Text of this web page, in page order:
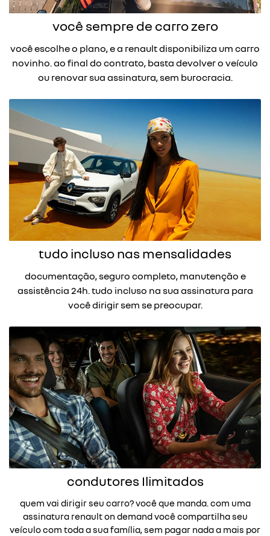
você sempre de carro zero
você escolhe o plano, e a renault disponibiliza um carro
novinho. ao final do contrato, basta devolver o veículo
ou renovar sua assinatura, sem burocracia.
tudo incluso nas mensalidades
documentação, seguro completo, manutenção e
assistência 24h. tudo incluso na sua assinatura para
você dirigir sem se preocupar.
condutores Ilimitados
quem vai dirigir seu carro? você que manda. com uma
assinatura renault on demand você compartilha seu
veículo com toda a sua família, sem pagar nada a mais por